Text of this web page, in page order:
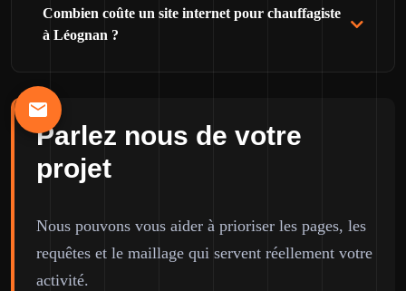
Combien coûte un site internet pour chauffagiste
à Léognan ?
Parlez nous de votre
projet
Nous pouvons vous aider à prioriser les pages, les
requêtes et le maillage qui servent réellement votre
activité.